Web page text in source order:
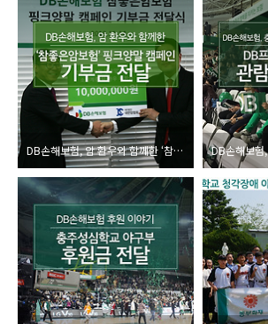
DB손해보험, 암 환우와 함께한 ‘참좋은암보험’ 핑크양말 캠페인 기부금 전달